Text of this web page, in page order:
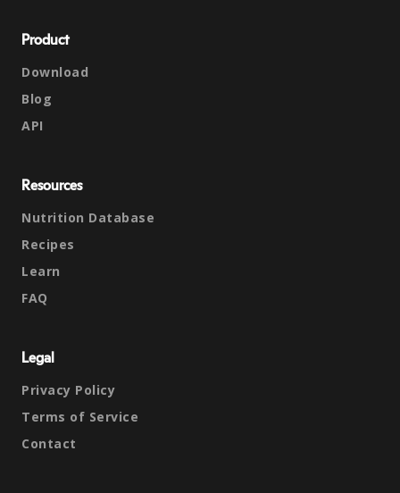
Product
Download
Blog
API
Resources
Nutrition Database
Recipes
Learn
FAQ
Legal
Privacy Policy
Terms of Service
Contact